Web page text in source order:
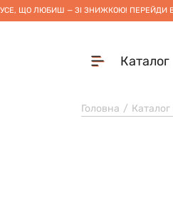
УСЕ, ЩО ЛЮБИШ — ЗІ ЗНИЖКОЮ! ПЕРЕЙДИ В
Каталог
Головна Каталог